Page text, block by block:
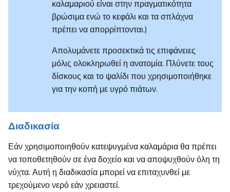
καλαμαριού είναι στην πραγματικότητα
βρώσιμα ενώ το κεφάλι και τα σπλάχνα
πρέπει να απορρίπτονται.)
Απολυμάνετε προσεκτικά τις επιφάνειες
μόλις ολοκληρωθεί η ανατομία. Πλύνετε τους
δίσκους και το ψαλίδι που χρησιμοποιήθηκε
για την κοπή με υγρό πιάτων.
Διαδικασία
Εάν χρησιμοποιηθούν κατεψυγμένα καλαμάρια θα πρέπει
να τοποθετηθούν σε ένα δοχείο και να αποψυχθούν όλη τη
νύχτα. Αυτή η διαδικασία μπορεί να επιταχυνθεί με
τρεχούμενο νερό εάν χρειαστεί.